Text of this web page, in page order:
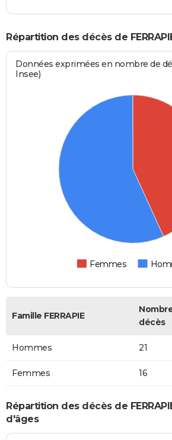
Répartition des décès de
Données exprimées en nombre de
Insee)
Femmes
Famille FERRAPIE
décès
Hommes 21
Femmes 16
Répartition des décès de
d'âges